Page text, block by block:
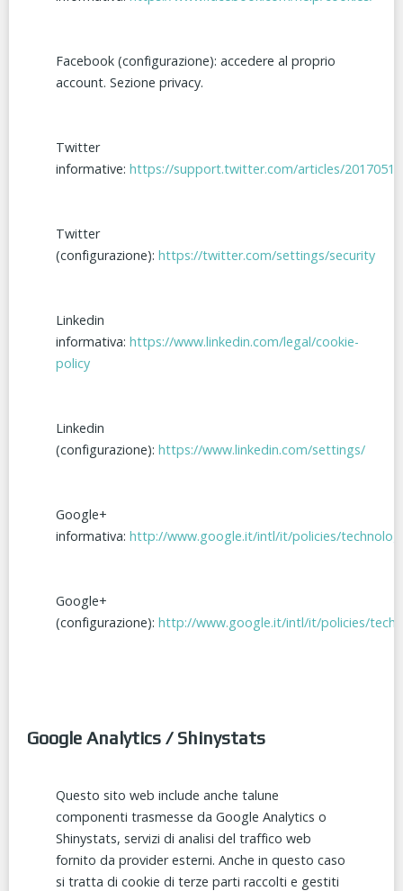
Facebook (configurazione): accedere al proprio
account. Sezione privacy.
Twitter
informative: https://support.twitter.com/articles/20170514
Twitter
(configurazione): https://twitter.com/settings/security
Linkedin
informativa: https://www.linkedin.com/legal/cookie-
policy
Linkedin
(configurazione): https://www.linkedin.com/settings/
Google+
informativa: http://www.google.it/intl/it/policies/
Google+
(configurazione): http://www.google.it/intl/it/policies/
Google Analytics / Shinystats
Questo sito web include anche talune
componenti trasmesse da Google Analytics o
Shinystats, servizi di analisi del traffico web
fornito da provider esterni. Anche in questo caso
si tratta di cookie di terze parti raccolti e gestiti